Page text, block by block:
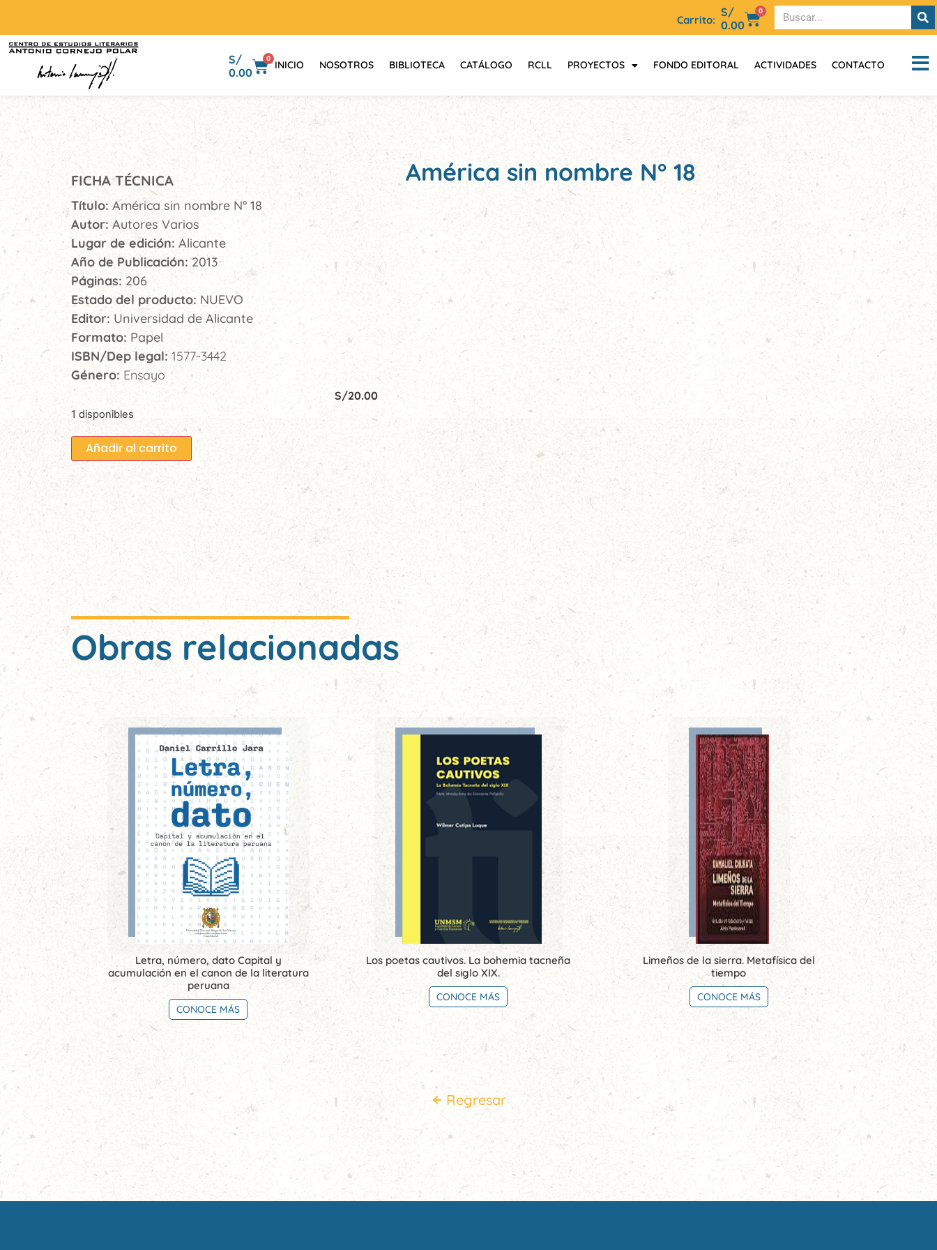
Carrito:
S/
0.00
0
S/
0.00
0
INICIO NOSOTROS BIBLIOTECA CATÁLOGO RCLL PROYECTOS FONDO EDITORAL ACTIVIDADES CONTACTO
FICHA TÉCNICA
Título: América sin nombre N° 18
Autor:Autores Varios
Lugar de edición: Alicante
Año de Publicación:2013
Páginas: 206
Estado del producto: NUEVO
Editor: Universidad de Alicante
Formato: Papel
ISBN/Dep legal: 1577-3442
Género: Ensayo
S/20.00
1 disponibles
Añadir al carrito
América sin nombre N° 18
Obras relacionadas
Letra, número, dato Capital y
acumulación en el canon de la literatura
peruana
CONOCE MÁS
Los poetas cautivos. La bohemia tacneña
del siglo XIX.
CONOCE MÁS
Limeños de la sierra. Metafísica del
tiempo
CONOCE MÁS
Regresar